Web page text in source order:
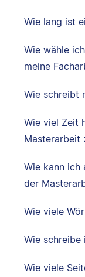
Wie lang ist
Wie wähle
meine
Wie schreibt
Wie viel Zeit
Masterarbeit
Wie kann ich
der
Wie viele
Wie schreibe
Wie viele